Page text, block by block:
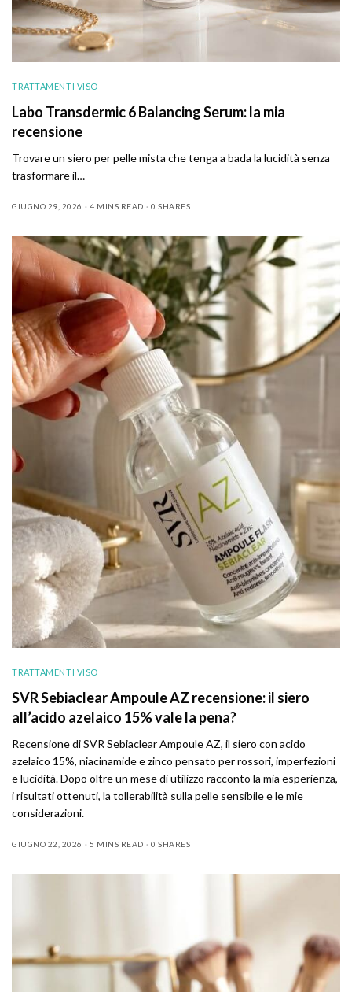
TRATTAMENTI VISO
Labo Transdermic 6 Balancing Serum: la mia
recensione
Trovare un siero per pelle mista che tenga a bada la lucidità senza
trasformare il…
GIUGNO 29, 2026 4 MINS READ 0 SHARES
TRATTAMENTI VISO
SVR Sebiaclear Ampoule AZ recensione: il siero
all’acido azelaico 15% vale la pena?
Recensione di SVR Sebiaclear Ampoule AZ, il siero con acido
azelaico 15%, niacinamide e zinco pensato per rossori, imperfezioni
e lucidità. Dopo oltre un mese di utilizzo racconto la mia esperienza,
i risultati ottenuti, la tollerabilità sulla pelle sensibile e le mie
considerazioni.
GIUGNO 22, 2026 5 MINS READ 0 SHARES